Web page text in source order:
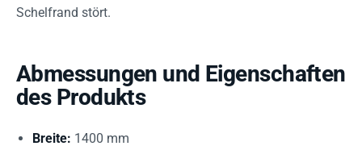
Schelfrand stört.
Abmessungen und Eigenschaften
des Produkts
Breite: 1400 mm